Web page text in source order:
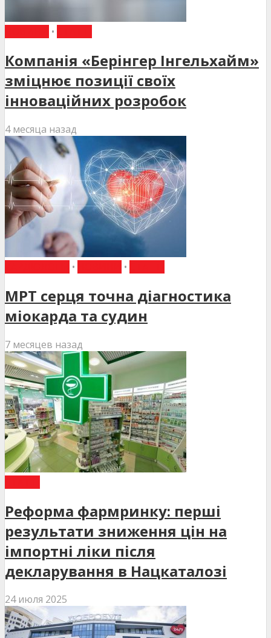
•
Компанія «Берінгер Інгельхайм»
зміцнює позиції своїх
інноваційних розробок
4 месяца назад
• •
МРТ серця точна діагностика
міокарда та судин
7 месяцев назад
Реформа фармринку: перші
результати зниження цін на
імпортні ліки після
декларування в Нацкаталозі
24 июля 2025